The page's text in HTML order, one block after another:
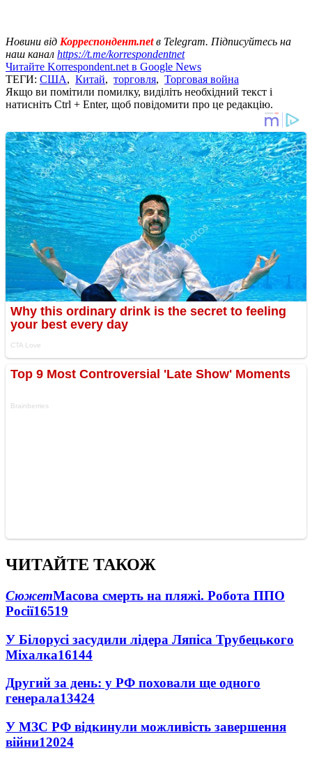
Новини від Корреспондент.netв Telegram. Підписуйтесь на
наш канал https://t.me/korrespondentnet
Читайте Korrespondent.net в Google News
ТЕГИ: США, Китай, торговля, Торговая война
Якщо ви помітили помилку, виділіть необхідний текст і
натисніть Ctrl + Enter, щоб повідомити про це редакцію.
ЧИТАЙТЕ ТАКОЖ
СюжетМасова смерть на пляжі. Робота ППО
Росії16519
У Білорусі засудили лідера Ляпіса Трубецького
Міхалка16144
Другий за день: у РФ поховали ще одного
генерала13424
У МЗС РФ відкинули можливість завершення
війни12024